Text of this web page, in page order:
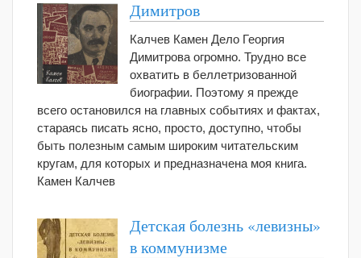
Димитров
Калчев Камен Дело Георгия
Димитрова огромно. Трудно все
охватить в беллетризованной
биографии. Поэтому я прежде
всего остановился на главных событиях и фактах,
стараясь писать ясно, просто, доступно, чтобы
быть полезным самым широким читательским
кругам, для которых и предназначена моя книга.
Камен Калчев
Детская болезнь «левизны»
в коммунизме